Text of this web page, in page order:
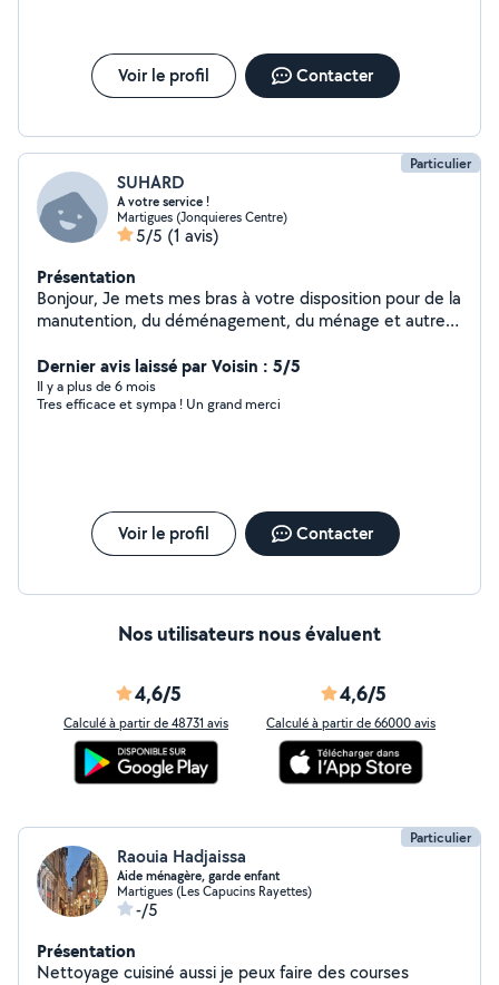
Voir le profil Contacter
Particulier
SUHARD
A votre service !
Martigues (Jonquieres Centre)
5/5 (1 avis)
Présentation
Bonjour, Je mets mes bras à votre disposition pour de la
manutention, du déménagement, du ménage et autres
Dernier avis laissé par Voisin : 5/5
Il y a plus de 6 mois
Tres efficace et sympa ! Un grand merci
Voir le profil Contacter
Nos utilisateurs nous évaluent
4,6/5
Calculé à partir de 48731 avis
4,6/5
Calculé à partir de 66000 avis
Particulier
Raouia Hadjaissa
Aide ménagère, garde enfant
Martigues (Les Capucins Rayettes)
-/5
Présentation
Nettoyage cuisiné aussi je peux faire des courses